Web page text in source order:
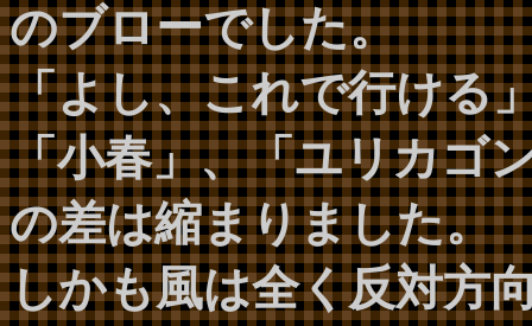
のブローでした。
「よし、これで行ける
「小春」、「ユリカゴ
の差は縮まりました。
しかも風は全く反対方